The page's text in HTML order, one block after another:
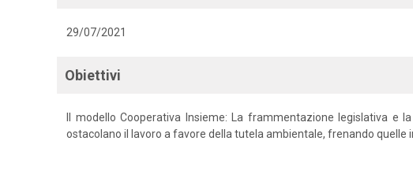
29/07/2021
Obiettivi
Il modello Cooperativa Insieme: La frammentazione legislativa
ostacolano il lavoro a favore della tutela ambientale, frenando quelle